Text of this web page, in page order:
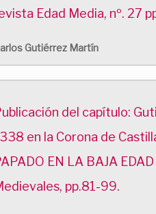
Edad Media, nº. 27
Gutiérrez Martín
del capítulo:
en la Corona de
EN LA BAJA
pp.81-99.